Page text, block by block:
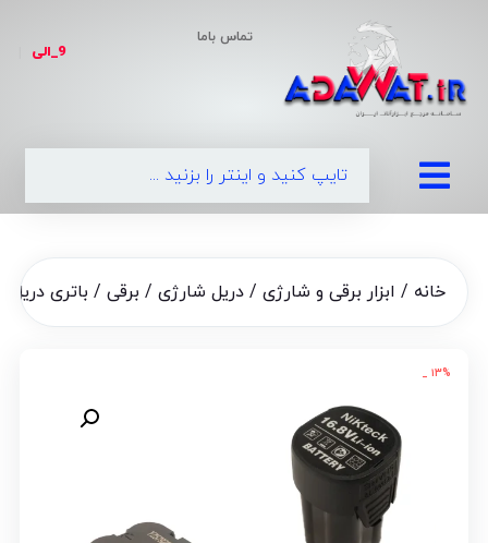
تماس باما
09
خانه / ابزار برقی و شارژی/ دریل شارژی / برقی/ باتری دریل
۱۳% _